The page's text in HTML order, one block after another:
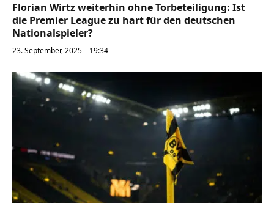
Florian Wirtz weiterhin ohne Torbeteiligung: Ist
die Premier League zu hart für den deutschen
Nationalspieler?
23. September, 2025 – 19:34